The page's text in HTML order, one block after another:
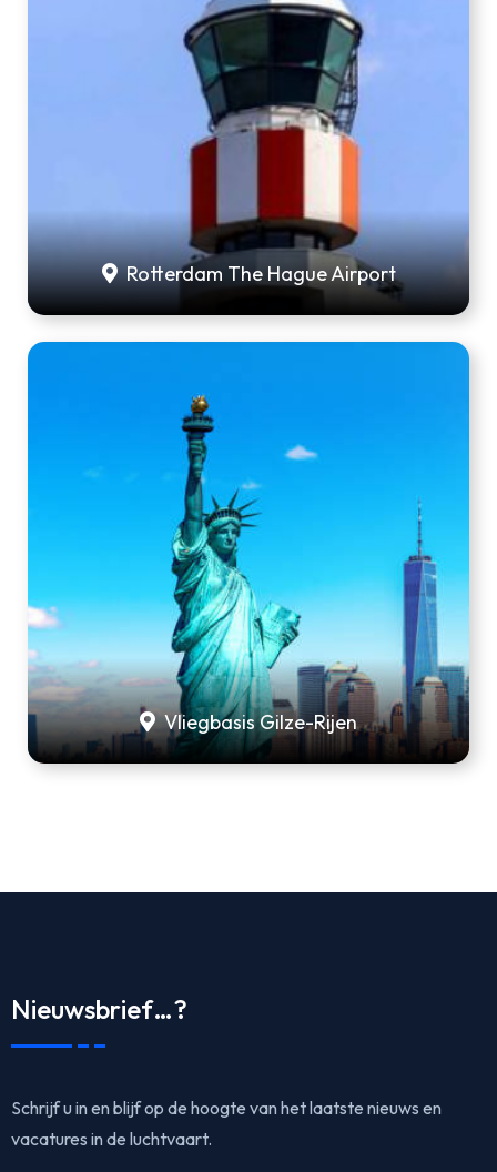
Rotterdam The Hague Airport
Vliegbasis Gilze-Rijen
Nieuwsbrief…?
Schrijf u in en blijf op de hoogte van het laatste nieuws en
vacatures in de luchtvaart.